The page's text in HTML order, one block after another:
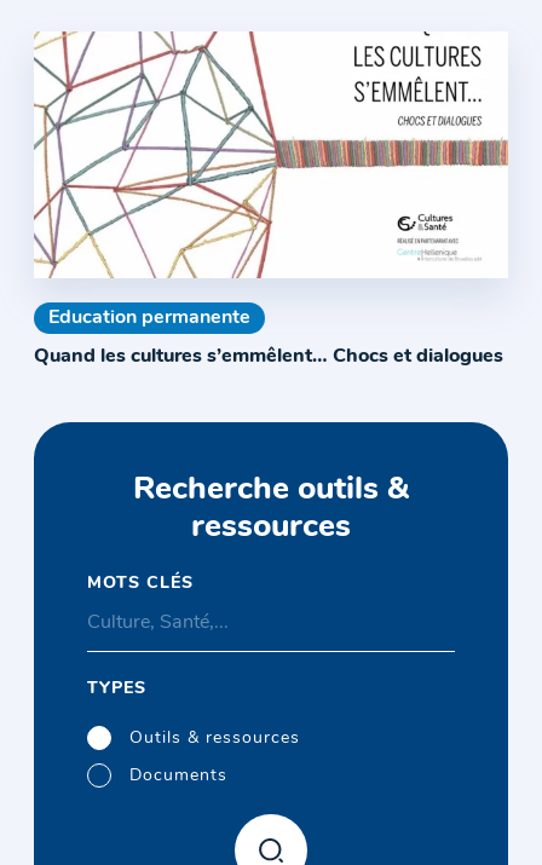
Education permanente
Quand les cultures s’emmêlent… Chocs et dialogues
Recherche outils &
ressources
MOTS CLÉS
TYPES
Outils & ressources
Documents